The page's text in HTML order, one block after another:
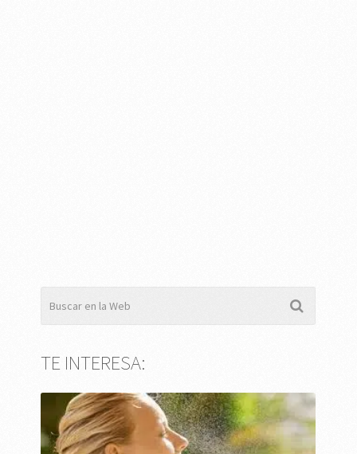
TE INTERESA: